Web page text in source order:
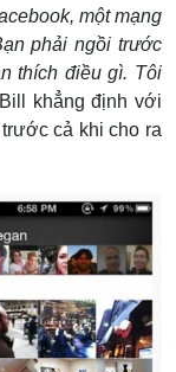
một mạng
phải ngồi trước
thích điều gì. Tôi
Bill khẳng định với
cả khi cho ra